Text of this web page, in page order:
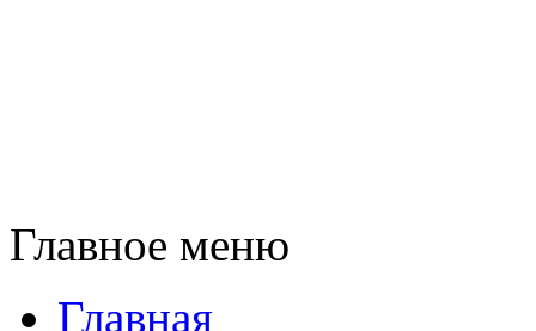
Главное меню
Главная